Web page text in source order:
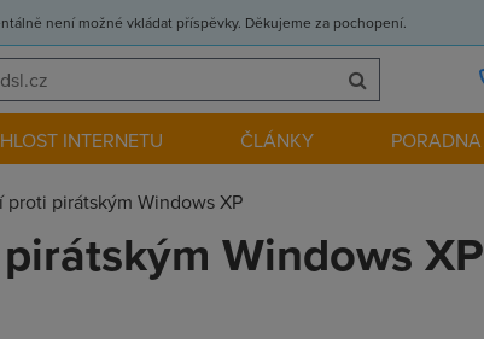
není možné vkládat příspěvky. Děkujeme za pochopení.
INTERNETU ČLÁNKY PORADNA
pirátským Windows XP
Windows XP